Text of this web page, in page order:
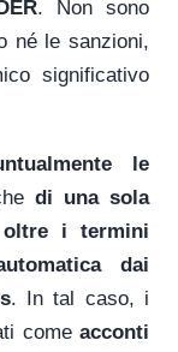
. Non sono
né le sanzioni,
significativo
le
di una sola
oltre i termini
dai
. In tal caso, i
come acconti